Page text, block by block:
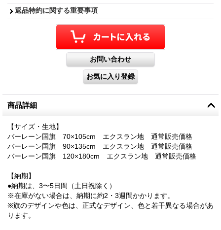
返品特約に関する重要事項
商品詳細
【サイズ・生地】
バーレーン国旗 70×105cm エクスラン地 通常販売価格
バーレーン国旗 90×135cm エクスラン地 通常販売価格
バーレーン国旗 120×180cm エクスラン地 通常販売価格
【納期】
●納期は、3〜5日間（土日祝除く）
※在庫がない場合は、納期に約2・3週間かかります。
※旗のデザインや色は、正式なデザイン、色と若干異なる場合があ
ります。